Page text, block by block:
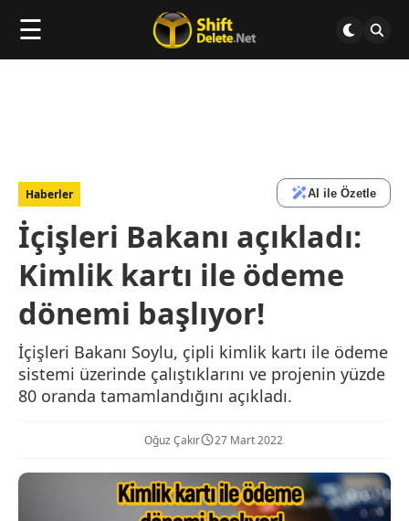
☰
Haberler AI ile Özetle
İçişleri Bakanı açıkladı:
Kimlik kartı ile ödeme
dönemi başlıyor!
İçişleri Bakanı Soylu, çipli kimlik kartı ile ödeme
sistemi üzerinde çalıştıklarını ve projenin yüzde
80 oranda tamamlandığını açıkladı.
Oğuz Çakır 27 Mart 2022